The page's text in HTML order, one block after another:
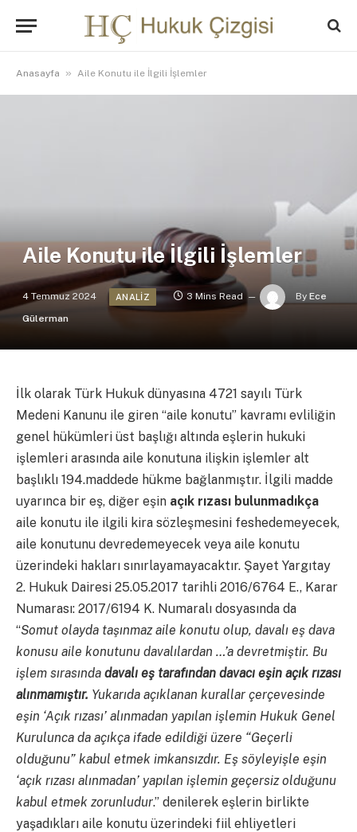
Anasayfa » Aile Konutu ile İlgili İşlemler
Aile Konutu ile İlgili İşlemler
4 Temmuz 2024 ANALIZ 3 Mins Read By Ece
Gülerman
İlk olarak Türk Hukuk dünyasına 4721 sayılı Türk
Medeni Kanunu ile giren “aile konutu” kavramı evliliğin
genel hükümleri üst başlığı altında eşlerin hukuki
işlemleri arasında aile konutuna ilişkin işlemler alt
başlıklı 194.maddede hükme bağlanmıştır. İlgili madde
uyarınca bir eş, diğer eşin açık rızası bulunmadıkça
aile konutu ile ilgili kira sözleşmesini feshedemeyecek,
aile konutunu devredemeyecek veya aile konutu
üzerindeki hakları sınırlayamayacaktır. Şayet Yargıtay
2. Hukuk Dairesi 25.05.2017 tarihli 2016/6764 E., Karar
Numarası: 2017/6194 K. Numaralı dosyasında da
“Somut olayda taşınmaz aile konutu olup, davalı eş dava
konusu aile konutunu davalılardan …’a devretmiştir. Bu
işlem sırasında davalı eş tarafından davacı eşin açık rızası
alınmamıştır. Yukarıda açıklanan kurallar çerçevesinde
eşin ‘Açık rızası’ alınmadan yapılan işlemin Hukuk Genel
Kurulunca da açıkça ifade edildiği üzere “Geçerli
olduğunu” kabul etmek imkansızdır. Eş söyleyişle eşin
‘açık rızası alınmadan’ yapılan işlemin geçersiz olduğunu
kabul etmek zorunludur.” denilerek eşlerin birlikte
yaşadıkları aile konutu üzerindeki fiil ehliyetleri